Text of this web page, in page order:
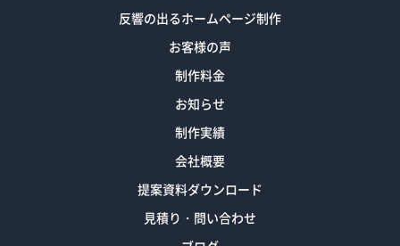
反響の出るホームページ制作
お客様の声
制作料金
お知らせ
制作実績
会社概要
提案資料ダウンロード
見積り・問い合わせ